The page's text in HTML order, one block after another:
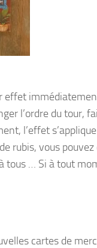
effet
l’ordre du tour,
l’effet
rubis, vous
tous … Si à tout
cartes de